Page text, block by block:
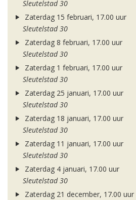
Sleutelstad 30
Zaterdag 15 februari, 17.00 uur
Sleutelstad 30
Zaterdag 8 februari, 17.00 uur
Sleutelstad 30
Zaterdag 1 februari, 17.00 uur
Sleutelstad 30
Zaterdag 25 januari, 17.00 uur
Sleutelstad 30
Zaterdag 18 januari, 17.00 uur
Sleutelstad 30
Zaterdag 11 januari, 17.00 uur
Sleutelstad 30
Zaterdag 4 januari, 17.00 uur
Sleutelstad 30
Zaterdag 21 december, 17.00 uur